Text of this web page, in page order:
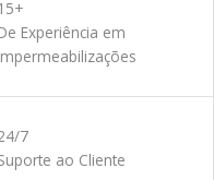
Experiência em
7
ao Cliente